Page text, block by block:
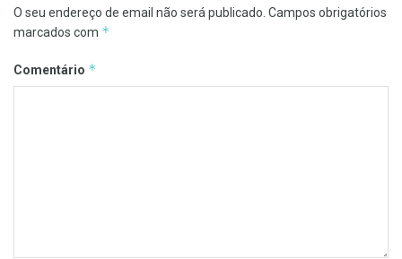
O seu endereço de email não será publicado. Campos obrigatórios
marcados com *
Comentário *